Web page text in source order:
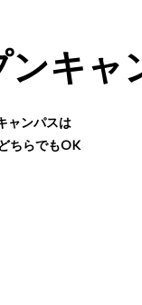
ンキャ
ャンパスは
ちらでもOK